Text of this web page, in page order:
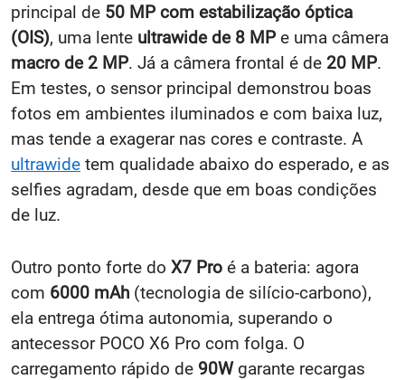
principal de 50 MP com estabilização óptica
(OIS), uma lente ultrawide de 8 MP e uma câmera
macro de 2 MP. Já a câmera frontal é de 20 MP.
Em testes, o sensor principal demonstrou boas
fotos em ambientes iluminados e com baixa luz,
mas tende a exagerar nas cores e contraste. A
ultrawide tem qualidade abaixo do esperado, e as
selfies agradam, desde que em boas condições
de luz.
Outro ponto forte do X7 Pro é a bateria: agora
com 6000 mAh (tecnologia de silício-carbono),
ela entrega ótima autonomia, superando o
antecessor POCO X6 Pro com folga. O
carregamento rápido de 90Wgarante recargas